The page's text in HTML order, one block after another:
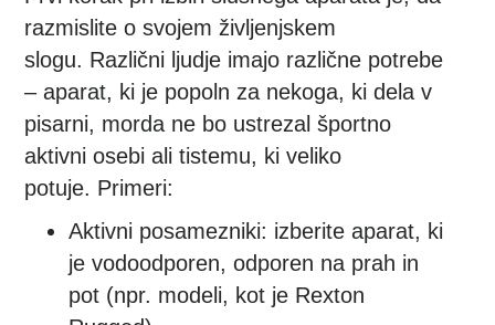
razmislite o svojem življenjskem
slogu. Različni ljudje imajo različne potrebe
– aparat, ki je popoln za nekoga, ki dela v
pisarni, morda ne bo ustrezal športno
aktivni osebi ali tistemu, ki veliko
potuje. Primeri:
Aktivni posamezniki: izberite aparat, ki
je vodoodporen, odporen na prah in
pot (npr. modeli, kot je Rexton